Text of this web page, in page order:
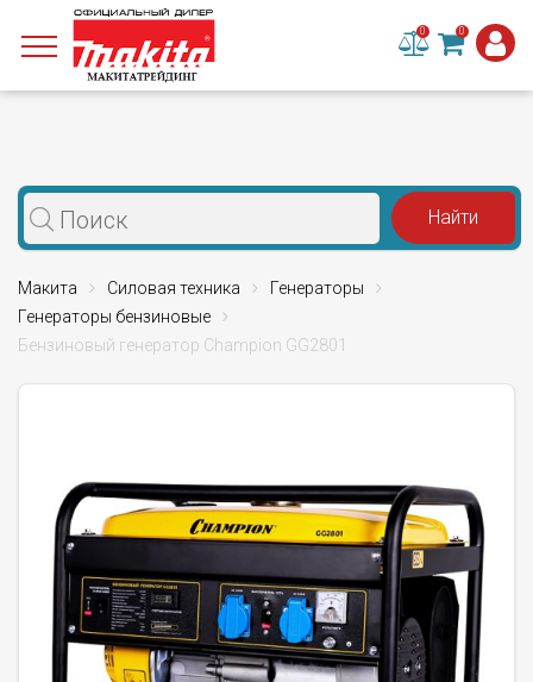
0 0
Макита Силовая техника
Генераторы
Генераторы бензиновые
Бензиновый генератор Champion GG2801